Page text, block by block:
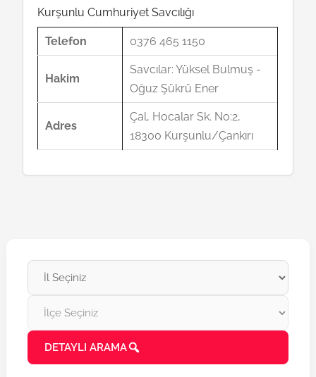
Kurşunlu Cumhuriyet Savcılığı
Telefon 0376 465 1150
Hakim
Savcılar: Yüksel Bulmuş -
Oğuz Şükrü Ener
Adres
Çal, Hocalar Sk. No:2,
18300 Kurşunlu/Çankırı
DETAYLI ARAMA